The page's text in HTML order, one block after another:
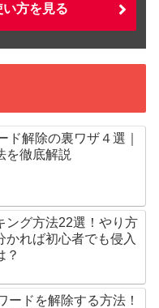
方を見る
ド解除の裏ワザ４選｜
を徹底解説
ング方法22選！やり方
かれば初心者でも侵入
？
ードを解除する方法！